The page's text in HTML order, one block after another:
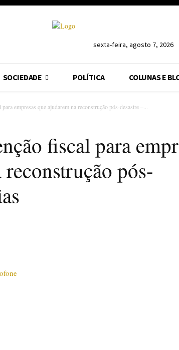
sexta-feira, agosto 7, 2026
SOCIEDADE POLÍTICA COLUNAS E
empresas que ajudarem na reconstrução pós-desastre –...
fiscal para
pós-